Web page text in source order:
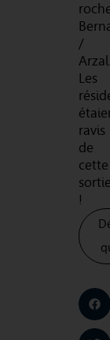
/
Les
ravis
de
cette
!